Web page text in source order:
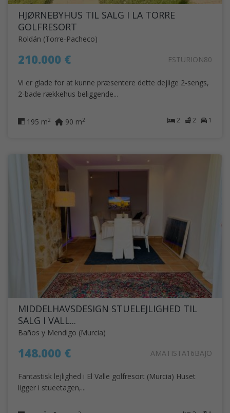
HJØRNEBYHUS TIL SALG I LA TORRE
GOLFRESORT
Roldán (Torre-Pacheco)
210.000 € ESTURION80
Vi er glade for at kunne præsentere dette dejlige 2-sengs,
2-bade rækkehus beliggende...
2 2 1
195 m2 90 m2
MIDDELHAVSDESIGN STUELEJLIGHED TIL
SALG I VALL...
Baños y Mendigo (Murcia)
148.000 € AMATISTA16BAJO
Fantastisk lejlighed i El Valle golfresort (Murcia) Huset
ligger i stueetagen,...